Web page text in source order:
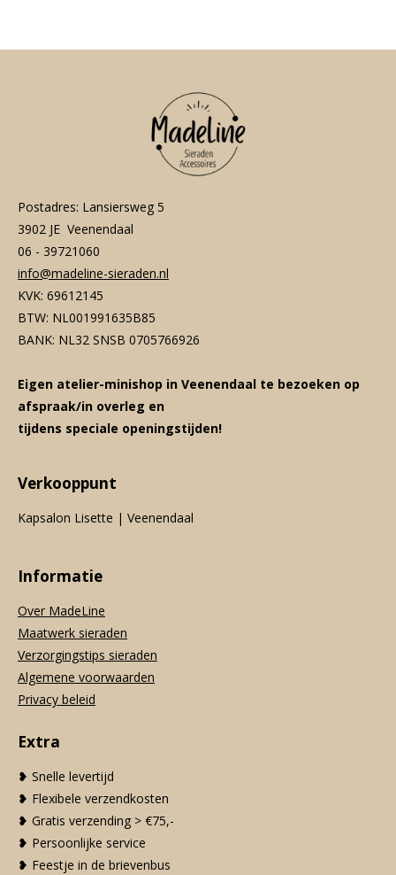
Postadres: Lansiersweg 5
3902 JE Veenendaal
06 - 39721060
info@madeline-sieraden.nl
KVK: 69612145
BTW: NL001991635B85
BANK: NL32 SNSB 0705766926
Eigen atelier-minishop in Veenendaal te bezoeken op
afspraak/in overleg en
tijdens speciale openingstijden!
Verkooppunt
Kapsalon Lisette | Veenendaal
Informatie
Over MadeLine
Maatwerk sieraden
Verzorgingstips sieraden
Algemene voorwaarden
Privacy beleid
Extra
❥ Snelle levertijd
❥ Flexibele verzendkosten
❥ Gratis verzending > €75,-
❥ Persoonlijke service
❥ Feestje in de brievenbus